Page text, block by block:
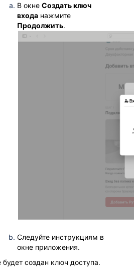
В окне Создать ключ
входа нажмите
Продолжить.
Следуйте инструкциям в
окне приложения.
будет создан ключ доступа.